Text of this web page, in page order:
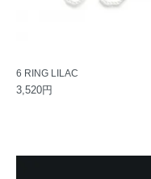
6 RING LILAC
3,520円